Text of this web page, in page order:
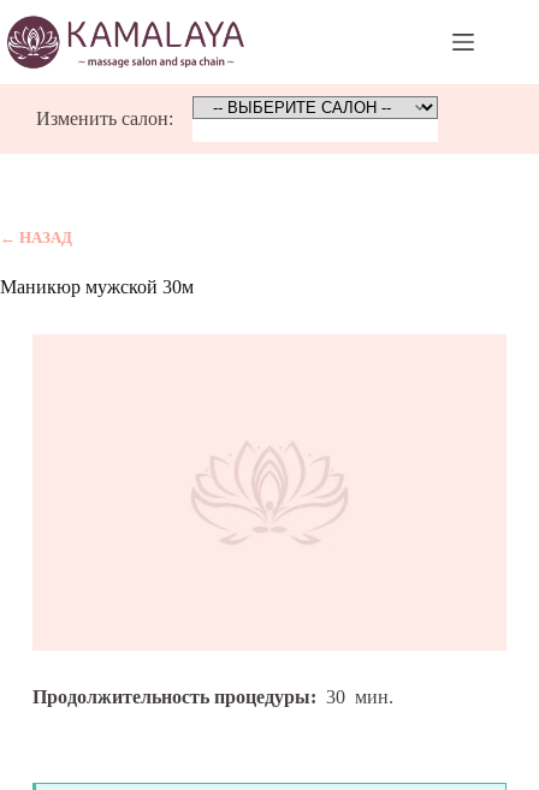
to
content
Изменить салон:
← НАЗАД
Маникюр мужской 30м
Продолжительность процедуры: 30 мин.